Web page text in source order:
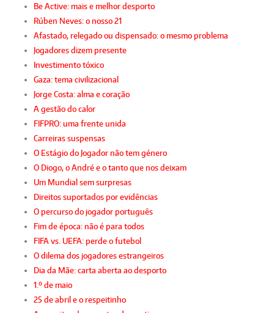
Be Active: mais e melhor desporto
Rúben Neves: o nosso 21
Afastado, relegado ou dispensado: o mesmo problema
Jogadores dizem presente
Investimento tóxico
Gaza: tema civilizacional
Jorge Costa: alma e coração
A gestão do calor
FIFPRO: uma frente unida
Carreiras suspensas
O Estágio do Jogador não tem género
O Diogo, o André e o tanto que nos deixam
Um Mundial sem surpresas
Direitos suportados por evidências
O percurso do jogador português
Fim de época: não é para todos
FIFA vs. UEFA: perde o futebol
O dilema dos jogadores estrangeiros
Dia da Mãe: carta aberta ao desporto
1.º de maio
25 de abril e o respeitinho